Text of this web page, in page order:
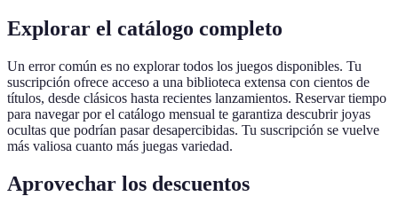
Explorar el catálogo completo
Un error común es no explorar todos los juegos disponibles. Tu
suscripción ofrece acceso a una biblioteca extensa con cientos de
títulos, desde clásicos hasta recientes lanzamientos. Reservar tiempo
para navegar por el catálogo mensual te garantiza descubrir joyas
ocultas que podrían pasar desapercibidas. Tu suscripción se vuelve
más valiosa cuanto más juegas variedad.
Aprovechar los descuentos